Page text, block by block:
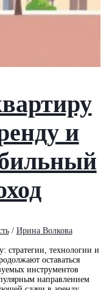
и
/ Ирина Волкова
стратегии, технологии и
оставаться
инструментов
направлением